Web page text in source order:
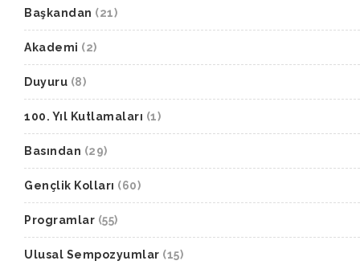
Başkandan (21)
Akademi (2)
Duyuru (8)
100. Yıl Kutlamaları (1)
Basından (29)
Gençlik Kolları (60)
Programlar (55)
Ulusal Sempozyumlar (15)